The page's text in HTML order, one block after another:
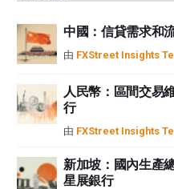
中國：信貸需求和
由 FXStreet Insights
人民幣：區間交易
行
由 FXStreet Insights
新加坡：國內生產
星展銀行